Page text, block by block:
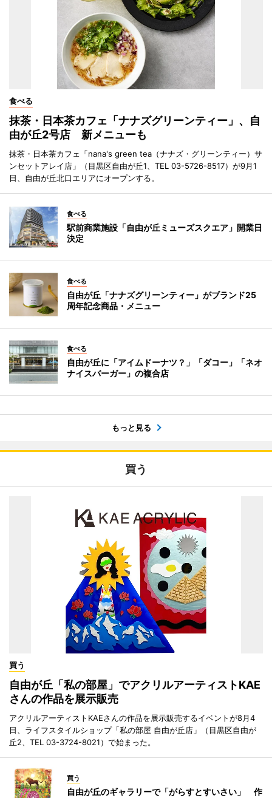
食べる
抹茶・日本茶カフェ「ナナズグリーンティー」、自
由が丘2号店 新メニューも
抹茶・日本茶カフェ「nana's green tea（ナナズ・グリーンティー）サ
ンセットアレイ店」（目黒区自由が丘1、TEL 03-5726-8517）が9月1
日、自由が丘北口エリアにオープンする。
食べる
駅前商業施設「自由が丘ミューズスクエア」開業日
決定
食べる
自由が丘「ナナズグリーンティー」がブランド25
周年記念商品・メニュー
食べる
自由が丘に「アイムドーナツ？」「ダコー」「ネオ
ナイスバーガー」の複合店
もっと見る
買う
買う
自由が丘「私の部屋」でアクリルアーティストKAE
さんの作品を展示販売
アクリルアーティストKAEさんの作品を展示販売するイベントが8月4
日、ライフスタイルショップ「私の部屋 自由が丘店」（目黒区自由が
丘2、TEL 03-3724-8021）で始まった。
買う
自由が丘のギャラリーで「がらすとすいさい」 作